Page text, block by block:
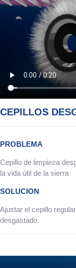
CEPILLOS
PROBLEMA
Cepillo de limpieza
la vida útil de la sierra
SOLUCION
Ajustar el cepillo
desgastado.